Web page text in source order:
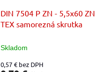
DIN 7504 P ZN - 5,5x60 ZN
TEX samorezná skrutka
Skladom
0,57 € bez DPH